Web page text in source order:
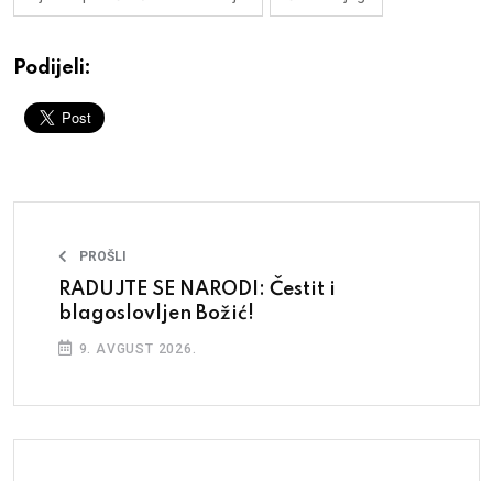
Podijeli:
PROŠLI
RADUJTE SE NARODI: Čestit i
blagoslovljen Božić!
9. AVGUST 2026.